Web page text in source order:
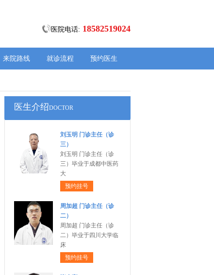
医院电话: 18582519024
来院路线 就诊流程 预约医生
医生介绍DOCTOR
刘玉明 门诊主任（诊
三）
刘玉明 门诊主任（诊
三）毕业于成都中医药
大
预约挂号
周加超 门诊主任（诊
二）
周加超 门诊主任（诊
二）毕业于四川大学临
床
预约挂号